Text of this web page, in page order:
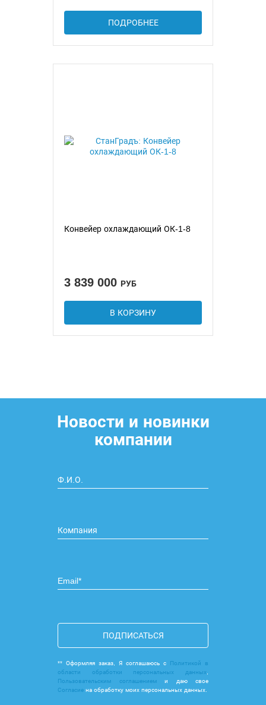
ПОДРОБНЕЕ
Конвейер охлаждающий ОК-1-8
3 839 000 РУБ
В КОРЗИНУ
Новости и новинки
компании
ПОДПИСАТЬСЯ
** Оформляя заказ, Я соглашаюсь с Политикой в
области обработки персональных данных
Пользовательским соглашениеми даю свое
Согласие на обработку моих персональных данных.